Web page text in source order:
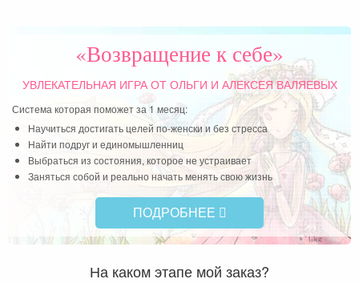
«Возвращение к себе»
УВЛЕКАТЕЛЬНАЯ ИГРАОТ ОЛЬГИ И АЛЕКСЕЯ ВАЛЯЕВЫХ
Система которая поможет за 1 месяц:
Научиться достигать целей по-женски и без стресса
Найти подруг и единомышленниц
Выбраться из состояния, которое не устраивает
Заняться собой и реально начать менять свою жизнь
ПОДРОБНЕЕ
На каком этапе мой заказ?